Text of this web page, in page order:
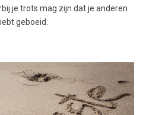
je trots mag zijn dat je anderen
geboeid.